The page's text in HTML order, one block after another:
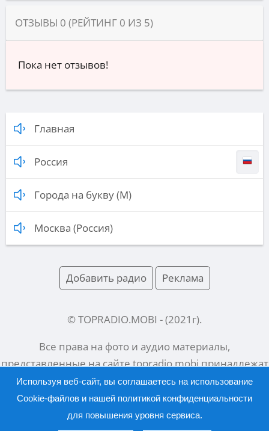
ОТЗЫВЫ 0 (РЕЙТИНГ 0 ИЗ 5)
Пока нет отзывов!
Главная
Россия
Города на букву (М)
Москва (Россия)
Добавить радио Реклама
© TOPRADIO.MOBI - (2021 г).
Все права на фото и аудио материалы,
представленные на сайтеtopradio.mobiпринадлежат
их законным владельцам.
Используя веб-сайт, вы соглашаетесь на использование
Cookie-файлов и нашей политикой конфиденциальности
для повышения уровня сервиса.